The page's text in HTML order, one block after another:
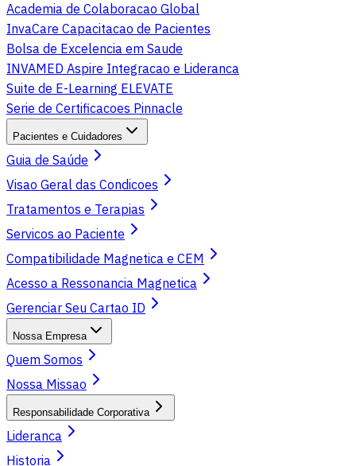
Academia de Colaboracao Global
InvaCare Capacitacao de Pacientes
Bolsa de Excelencia em Saude
INVAMED Aspire Integracao e Lideranca
Suite de E-Learning ELEVATE
Serie de Certificacoes Pinnacle
Pacientes e Cuidadores
Guia de Saúde
Visao Geral das Condicoes
Tratamentos e Terapias
Servicos ao Paciente
Compatibilidade Magnetica e CEM
Acesso a Ressonancia Magnetica
Gerenciar Seu Cartao ID
Nossa Empresa
Quem Somos
Nossa Missao
Responsabilidade Corporativa
Lideranca
Historia